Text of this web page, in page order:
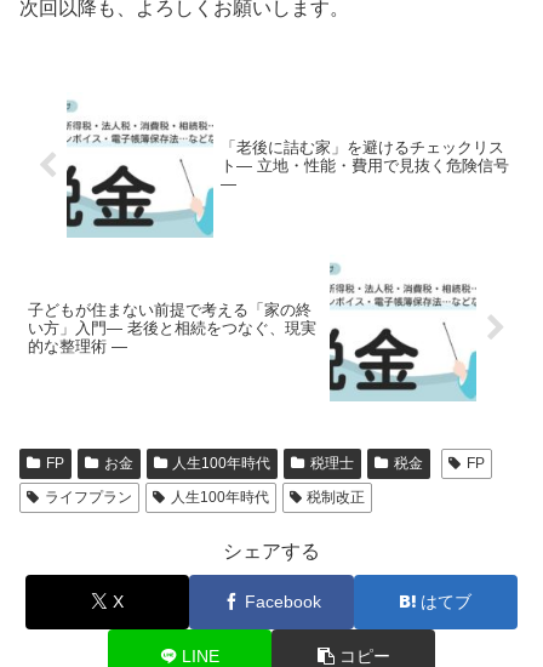
次回以降も、よろしくお願いします。
「老後に詰む家」を避けるチェックリス
ト― 立地・性能・費用で見抜く危険信号
―
子どもが住まない前提で考える「家の終
い方」入門― 老後と相続をつなぐ、現実
的な整理術 ―
FP お金 人生100年時代 税理士 税金
FP
ライフプラン
人生100年時代 税制改正
シェアする
X Facebook はてブ
LINE コピー